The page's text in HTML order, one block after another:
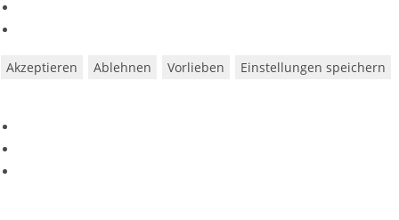
Akzeptieren Ablehnen Vorlieben
Einstellungen speichern